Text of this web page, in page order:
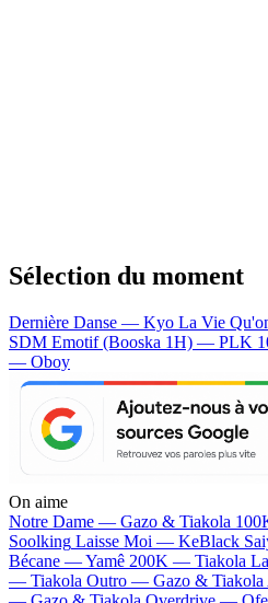
Sélection du moment
Dernière Danse — Kyo La Vie
SDM Emotif (Booska 1H) — PLK
— Oboy
On aime
Notre Dame — Gazo & Tiakola
Soolking Laisse Moi — KeBlack
Bécane —Yamê 200K — Tiakola
— Tiakola Outro — Gazo & Tiakola